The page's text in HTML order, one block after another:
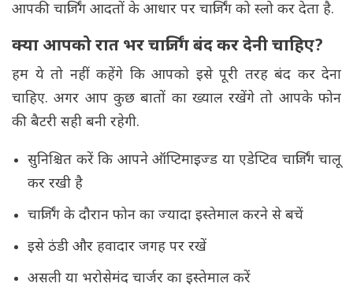
आपकी चार्जिंग आदतों के आधार पर चार्जिंग को स्लो कर देता है.
क्या आपको रात भर चार्जिंग बंद कर देनी चाहिए?
हम ये तो नहीं कहेंगे कि आपको इसे पूरी तरह बंद कर देना
चाहिए. अगर आप कुछ बातों का ख्याल रखेंगे तो आपके फोन
की बैटरी सही बनी रहेगी.
सुनिश्चित करें कि आपने ऑप्टिमाइज्ड या एडेप्टिव चार्जिंग चालू
कर रखी है
चार्जिंग के दौरान फोन का ज्यादा इस्तेमाल करने से बचें
इसे ठंडी और हवादार जगह पर रखें
असली या भरोसेमंद चार्जर का इस्तेमाल करें